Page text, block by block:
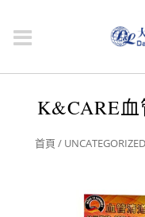
K&CARE
首頁 / UNCATEGORIZED